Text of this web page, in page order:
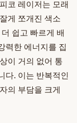
코 레이저는 모래
게 쪼개진 색소
쉽고 빠르게 배
력한 에너지를 집
이 거의 없어 통
다. 이는 반복적인
의 부담을 크게